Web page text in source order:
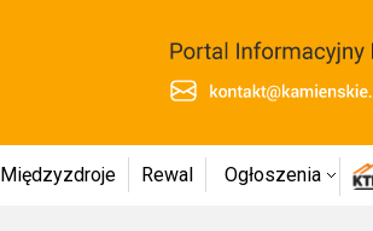
Międzyzdroje Rewal Ogłoszenia